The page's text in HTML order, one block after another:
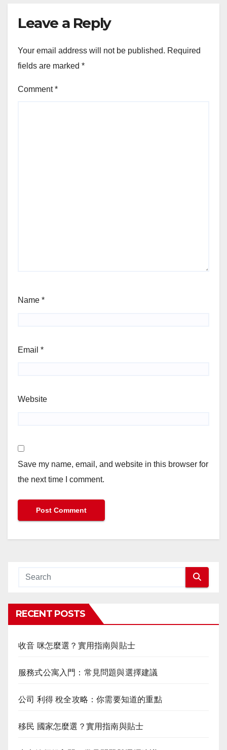
Leave a Reply
Your email address will not be published. Required
fields are marked *
Comment*
Name *
Email *
Website
Save my name, email, and website in this browser for
the next time I comment.
RECENT POSTS
收音 咪怎麼選？實用指南與貼士
服務式公寓入門：常見問題與選擇建議
公司 利得 稅全攻略：你需要知道的重點
移民 國家怎麼選？實用指南與貼士